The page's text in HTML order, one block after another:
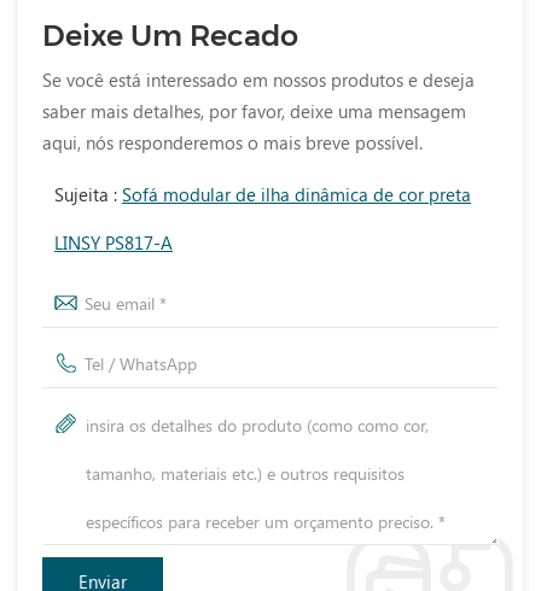
Deixe Um Recado
Se você está interessado em nossos produtos e deseja
saber mais detalhes, por favor, deixe uma mensagem
aqui, nós responderemos o mais breve possível.
Sujeita : Sofá modular de ilha dinâmica de cor preta
LINSY PS817-A